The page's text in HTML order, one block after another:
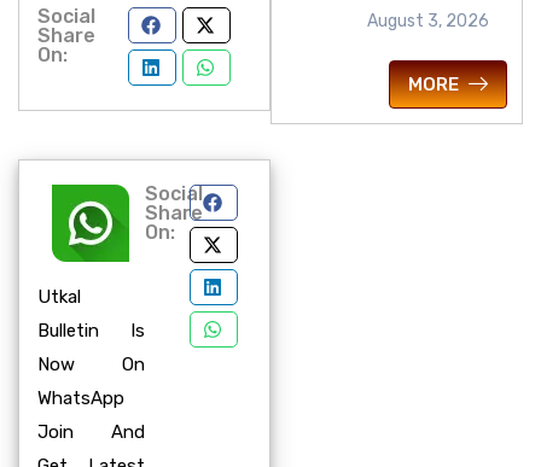
Social
Share
On:
Utkal
Bulletin Is
Now On
WhatsApp
Join And
Social
Share
On:
August 3, 2026
MORE